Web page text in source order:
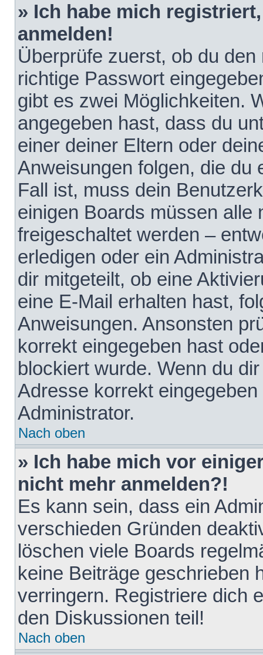
» Ich habe mich
anmelden!
Überprüfe zuerst, ob du
richtige Passwort
gibt es zwei Möglichkeiten.
angegeben hast, dass du
einer deiner Eltern oder
Anweisungen folgen, die du
Fall ist, muss dein
einigen Boards müssen alle
freigeschaltet werden –
erledigen oder ein
dir mitgeteilt, ob eine
eine E-Mail erhalten hast,
Anweisungen. Ansonsten
korrekt eingegeben hast
blockiert wurde. Wenn du
Adresse korrekt
Administrator.
Nach oben
» Ich habe mich vor
nicht mehr anmelden?!
Es kann sein, dass ein
verschieden Gründen
löschen viele Boards
keine Beiträge geschrieben
verringern. Registriere dich
den Diskussionen teil!
Nach oben